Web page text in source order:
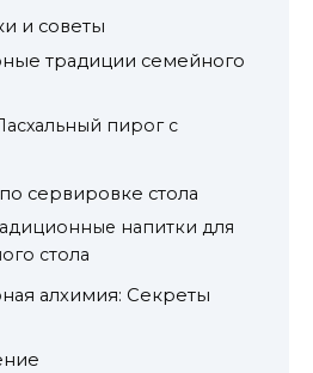
и советы
традиции семейного
пирог с
сервировке стола
напитки для
стола
алхимия: Секреты